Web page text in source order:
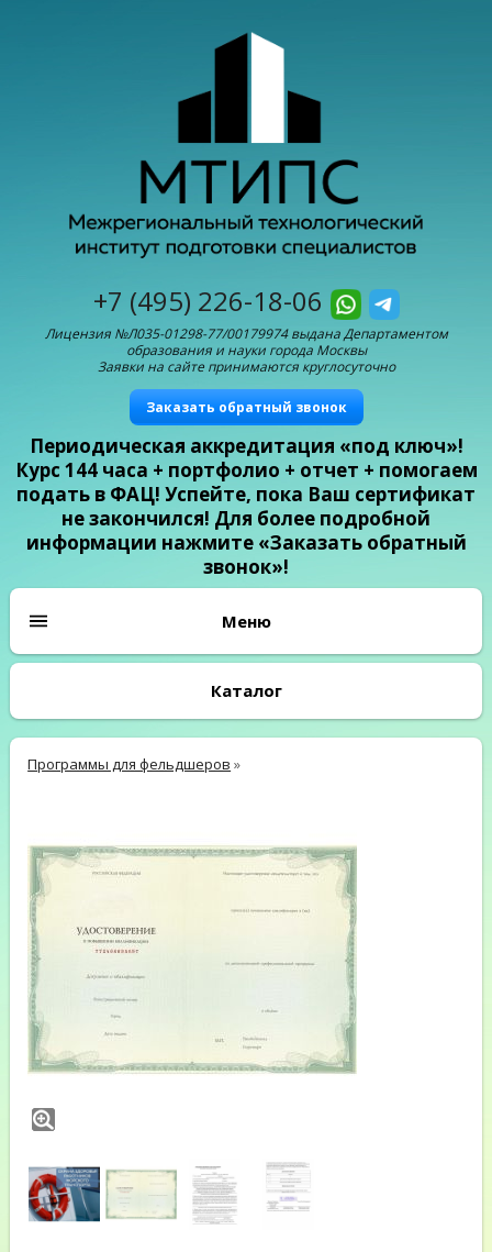
+7 (495) 226-18-06
Лицензия №Л035-01298-77/00179974 выдана Департаментом
образования и науки города Москвы
Заявки на сайте принимаются круглосуточно
Заказать обратный звонок
Периодическая аккредитация «под ключ»!
Курс 144 часа + портфолио + отчет + помогаем
подать в ФАЦ! Успейте, пока Ваш сертификат
не закончился! Для более подробной
информации нажмите «Заказать обратный
звонок»!
Каталог
Программы для фельдшеров »